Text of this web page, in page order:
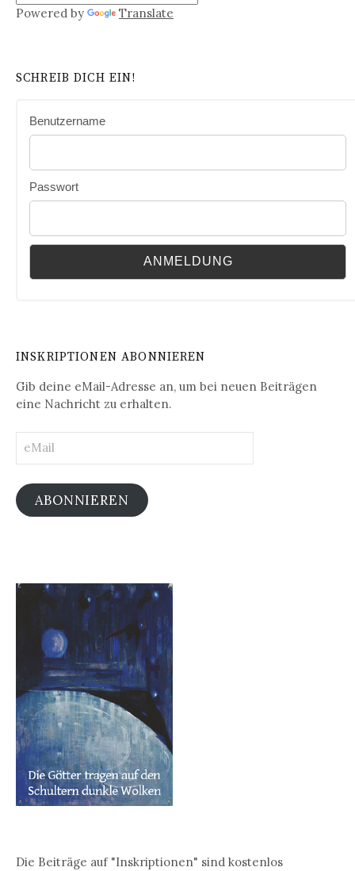
Powered by Translate
SCHREIB DICH EIN!
Benutzername
Passwort
INSKRIPTIONEN ABONNIEREN
Gib deine eMail-Adresse an, um bei neuen Beiträgen
eine Nachricht zu erhalten.
ABONNIEREN
Die Beiträge auf "Inskriptionen" sind kostenlos